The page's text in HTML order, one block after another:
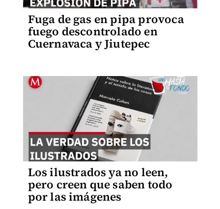
Fuga de gas en pipa provoca
fuego descontrolado en
Cuernavaca y Jiutepec
Los ilustrados ya no leen,
pero creen que saben todo
por las imágenes